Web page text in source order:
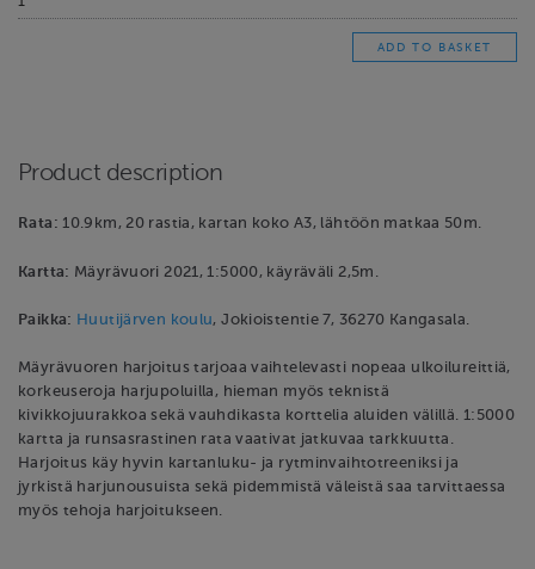
Product description
Rata: 10.9km, 20 rastia, kartan koko A3, lähtöön matkaa 50m.
Kartta: Mäyrävuori 2021, 1:5000, käyräväli 2,5m.
Paikka: Huutijärven koulu, Jokioistentie 7, 36270 Kangasala.
Mäyrävuoren harjoitus tarjoaa vaihtelevasti nopeaa ulkoilureittiä,
korkeuseroja harjupoluilla, hieman myös teknistä
kivikkojuurakkoa sekä vauhdikasta korttelia aluiden välillä. 1:5000
kartta ja runsasrastinen rata vaativat jatkuvaa tarkkuutta.
Harjoitus käy hyvin kartanluku- ja rytminvaihtotreeniksi ja
jyrkistä harjunousuista sekä pidemmistä väleistä saa tarvittaessa
myös tehoja harjoitukseen.